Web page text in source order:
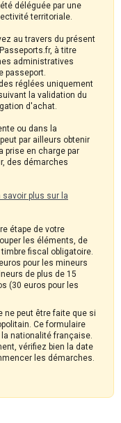
déléguée par une
territoriale.
au travers du présent
à titre
administratives
passeport.
réglées uniquement
la validation du
d'achat.
ou dans la
par ailleurs obtenir
prise en charge par
des démarches
savoir plus sur la
étape de votre
les éléments, de
fiscal obligatoire.
pour les mineurs
de plus de 15
(30 euros pour les
ne peut être faite que si
Ce formulaire
nationalité française.
vérifiez bien la date
les démarches.